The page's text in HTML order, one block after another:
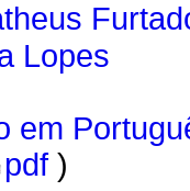
Lopes
em
pdf )